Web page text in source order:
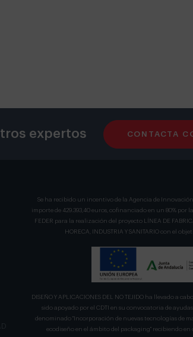
expertos CONTACTA
Se ha recibido un incentivo de la Agencia de
importe de 429.393,40 euros, cofinanciado en un 80% por
FEDER para la realización del proyecto LÍNEA DE
HORECA, INDUSTRIA Y SANITARIO con el
DISEÑO Y APLICACIONES DEL NO TEJIDO ha llevado a
sido apoyado por el CDTI en su convocatoria de
denominado "Incorporación de nuevas tecnologías de
ecodiseño en el ámbito del packaging" recibiendo